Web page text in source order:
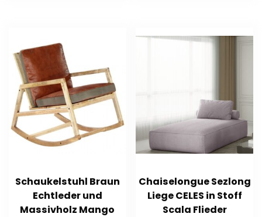
Schaukelstuhl Braun
Echtleder und
Massivholz Mango
Chaiselongue Sezlong
Liege CELES in Stoff
Scala Flieder